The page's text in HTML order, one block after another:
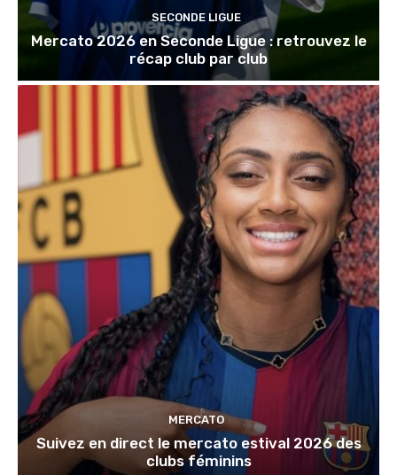
SECONDE LIGUE
Mercato 2026 en Seconde Ligue : retrouvez le
récap club par club
MERCATO
Suivez en direct le mercato estival 2026 des
clubs féminins